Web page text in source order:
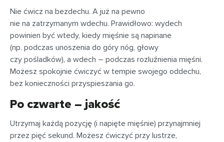
Nie ćwicz na bezdechu. A już na pewno
nie na zatrzymanym wdechu. Prawidłowo: wydech
powinien być wtedy, kiedy mięśnie są napinane
(np. podczas unoszenia do góry nóg, głowy
czy pośladków), a wdech – podczas rozluźnienia mięśni.
Możesz spokojnie ćwiczyć w tempie swojego oddechu,
bez konieczności przyspieszania go.
Po czwarte – jakość
Utrzymaj każdą pozycję (i napięte mięśnie) przynajmniej
przez pięć sekund. Możesz ćwiczyć przy lustrze,